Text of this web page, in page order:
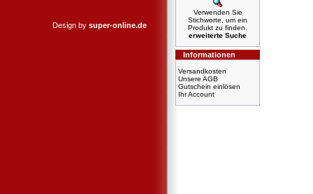
Design by super-online.de
Verwenden Sie
Stichworte, um ein
Produkt zu finden.
erweiterte Suche
Informationen
Versandkosten
Unsere AGB
Gutschein einlösen
Ihr Account